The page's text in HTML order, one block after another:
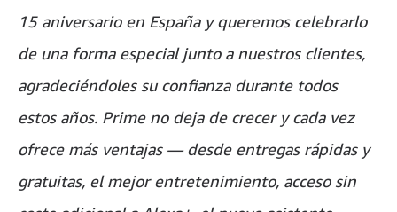
15 aniversario en España y queremos celebrarlo
de una forma especial junto a nuestros clientes,
agradeciéndoles su confianza durante todos
estos años. Prime no deja de crecer y cada vez
ofrece más ventajas — desde entregas rápidas y
gratuitas, el mejor entretenimiento, acceso sin